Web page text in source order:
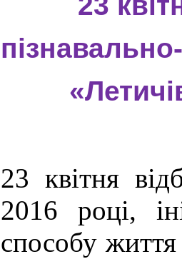
23 квітня
2016 році,
способу